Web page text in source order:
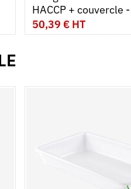
HACCP + couvercle
- 26 L - Lot de 2
50,39 € HT